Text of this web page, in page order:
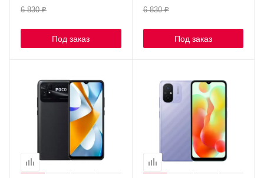
6 830₽
Под заказ
6 830₽
Под заказ